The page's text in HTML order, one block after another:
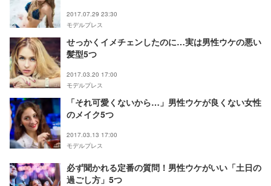
2017.07.29 23:30
モデルプレス
せっかくイメチェンしたのに…実は男性ウケの悪い
髪型5つ
2017.03.20 17:00
モデルプレス
「それ可愛くないから…」男性ウケが良くない女性
のメイク5つ
2017.03.13 17:00
モデルプレス
必ず聞かれる定番の質問！男性ウケがいい「土日の
過ごし方」5つ